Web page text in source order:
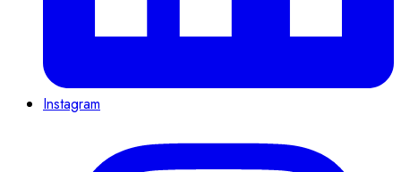
Instagram